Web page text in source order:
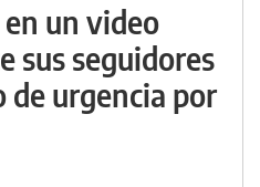
un video
sus seguidores
de urgencia por